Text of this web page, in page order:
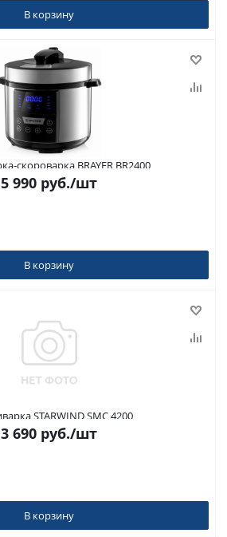
В корзину
Мультиварка-скороварка BRAYER BR2400
5 990 руб./шт
В корзину
Мультиварка STARWIND SMC 4200
3 690 руб./шт
В корзину